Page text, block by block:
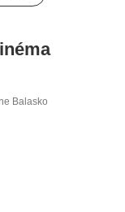
Balasko